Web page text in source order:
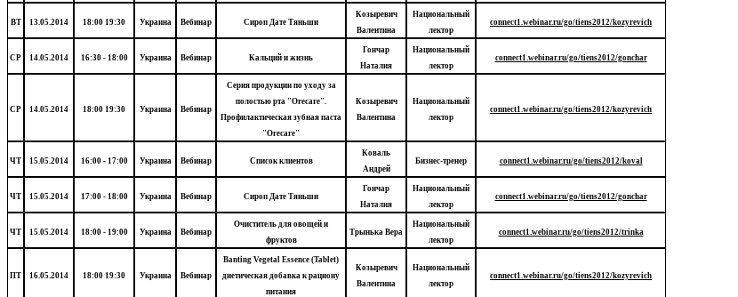
ВТ 13.05.2014 18:00 19:30 Украина Вебинар Сироп Дате Тяньши
Козыревич
Валентина
Национальный
лектор
connect1.webinar.ru/go/tiens2012/kozyrevich
СР 14.05.2014 16:30 - 18:00 Украина Вебинар Кальций и жизнь
Гончар
Наталия
Национальный
лектор
connect1.webinar.ru/go/tiens2012/gonchar
СР 14.05.2014 18:00 19:30 Украина Вебинар
Серия продукции по уходу за
полостью рта "Orecare".
Профилактическая зубная паста
"Orecare"
Козыревич
Валентина
Национальный
лектор
connect1.webinar.ru/go/tiens2012/kozyrevich
ЧТ 15.05.2014 16:00 - 17:00 Украина Вебинар Список клиентов
Коваль
Андрей
Бизнес-тренер connect1.webinar.ru/go/tiens2012/koval
ЧТ 15.05.2014 17:00 - 18:00 Украина Вебинар Сироп Дате Тяньши
Гончар
Наталия
Национальный
лектор
connect1.webinar.ru/go/tiens2012/gonchar
ЧТ 15.05.2014 18:00 - 19:00 Украина Вебинар
Очиститель для овощей и
фруктов
Трынька Вера
Национальный
лектор
connect1.webinar.ru/go/tiens2012/trinka
ПТ 16.05.2014 18:00 19:30 Украина Вебинар
Banting Vegetal Essence (Tablet)
диетическая добавка к рациону
питания
Козыревич
Валентина
Национальный
лектор
connect1.webinar.ru/go/tiens2012/kozyrevich